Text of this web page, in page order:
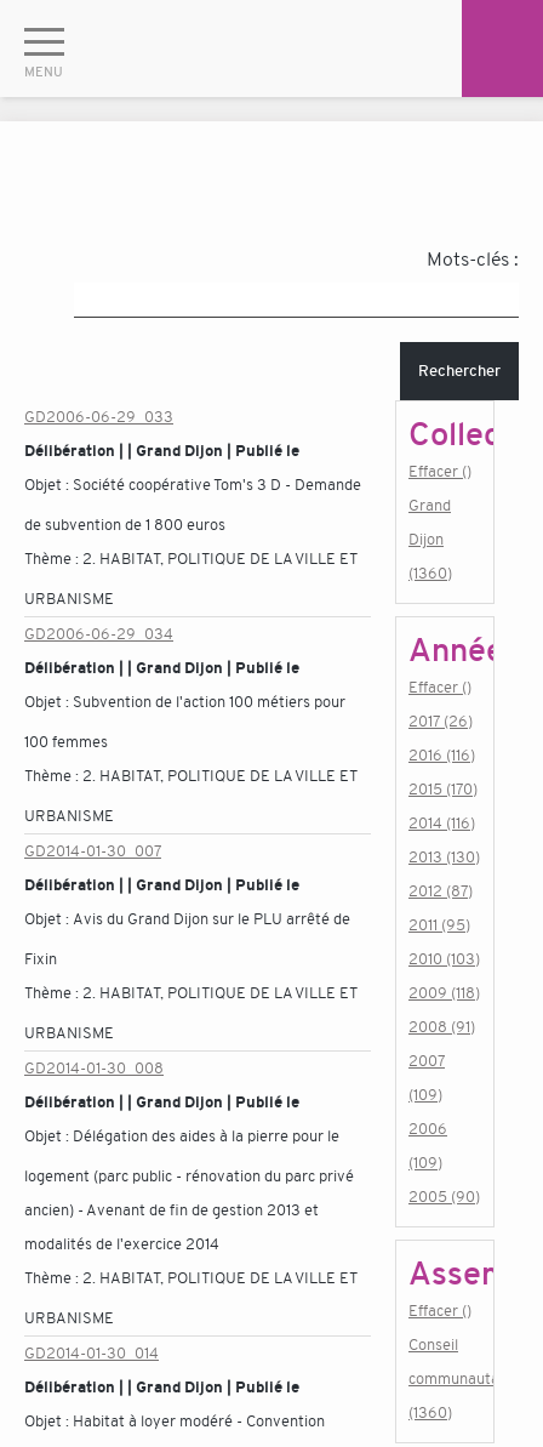
Mots-clés :
Rechercher
GD2006-06-29_033
Délibération | | Grand Dijon | Publié le
Objet : Société coopérative Tom's 3 D - Demande
de subvention de 1 800 euros
Thème : 2. HABITAT, POLITIQUE DE LA VILLE ET
URBANISME
GD2006-06-29_034
Délibération | | Grand Dijon | Publié le
Objet : Subvention de l'action 100 métiers pour
100 femmes
Thème : 2. HABITAT, POLITIQUE DE LA VILLE ET
URBANISME
GD2014-01-30_007
Délibération | | Grand Dijon | Publié le
Objet : Avis du Grand Dijon sur le PLU arrêté de
Fixin
Thème : 2. HABITAT, POLITIQUE DE LA VILLE ET
URBANISME
GD2014-01-30_008
Délibération | | Grand Dijon | Publié le
Objet : Délégation des aides à la pierre pour le
logement (parc public - rénovation du parc privé
ancien) - Avenant de fin de gestion 2013 et
modalités de l'exercice 2014
Thème : 2. HABITAT, POLITIQUE DE LA VILLE ET
URBANISME
GD2014-01-30_014
Délibération | | Grand Dijon | Publié le
Objet : Habitat à loyer modéré - Convention
Effacer ()
Grand
Dijon
(1360)
Année
Effacer ()
2017 (26)
2016 (116)
2015 (170)
2014 (116)
2013 (130)
2012 (87)
2011 (95)
2010 (103)
2009 (118)
2008 (91)
2007
(109)
2006
(109)
2005 (90)
Effacer ()
Conseil
communautaire
(1360)